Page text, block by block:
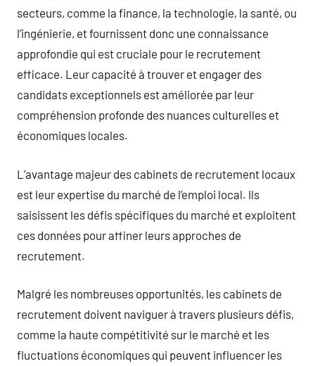
secteurs, comme la finance, la technologie, la santé, ou
l’ingénierie, et fournissent donc une connaissance
approfondie qui est cruciale pour le recrutement
efficace. Leur capacité à trouver et engager des
candidats exceptionnels est améliorée par leur
compréhension profonde des nuances culturelles et
économiques locales.
L’avantage majeur des cabinets de recrutement locaux
est leur expertise du marché de l’emploi local. Ils
saisissent les défis spécifiques du marché et exploitent
ces données pour affiner leurs approches de
recrutement.
Malgré les nombreuses opportunités, les cabinets de
recrutement doivent naviguer à travers plusieurs défis,
comme la haute compétitivité sur le marché et les
fluctuations économiques qui peuvent influencer les